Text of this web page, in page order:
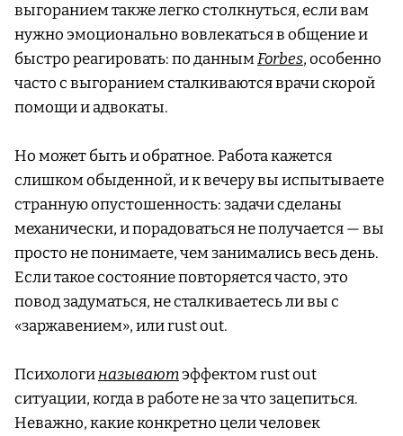
выгоранием также легко столкнуться, если вам
нужно эмоционально вовлекаться в общение и
быстро реагировать: по даннымForbes, особенно
часто с выгоранием сталкиваются врачи скорой
помощи и адвокаты.
Но может быть и обратное. Работа кажется
слишком обыденной, и к вечеру вы испытываете
странную опустошенность: задачи сделаны
механически, и порадоваться не получается — вы
просто не понимаете, чем занимались весь день.
Если такое состояние повторяется часто, это
повод задуматься, не сталкиваетесь ли вы с
«заржавением», или rust out.
Психологиназываютэффектом rust out
ситуации, когда в работе не за что зацепиться.
Неважно, какие конкретно цели человек